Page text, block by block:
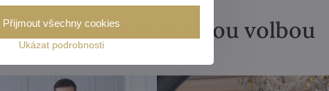
lustr skvělou volbou
Ukázat podrobnosti
Přijmout všechny cookies